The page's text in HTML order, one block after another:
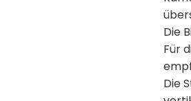
Die
Für
Die